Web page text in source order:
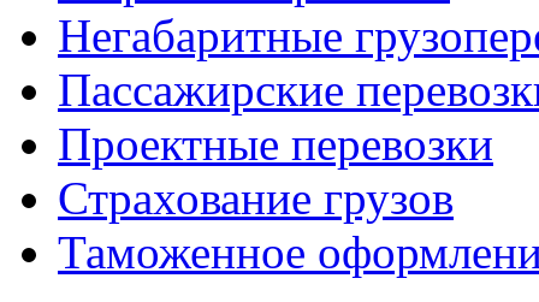
Негабаритные
Пассажирские
Проектные перевозки
Страхование грузов
Таможенное